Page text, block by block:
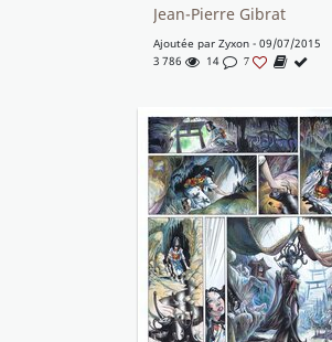
Jean-Pierre Gibrat
Ajoutée par Zyxon - 09/07/2015
3 786
14 7